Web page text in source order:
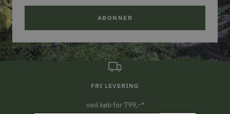
ABONNER
FRI LEVERING
ved køb for 799,-*